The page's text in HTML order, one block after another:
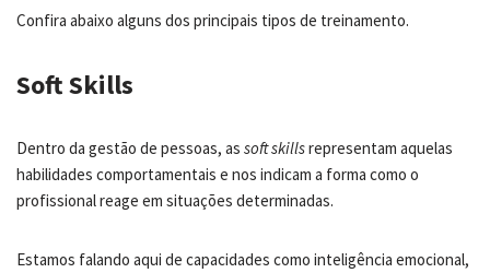
Confira abaixo alguns dos principais tipos de treinamento.
Soft Skills
Dentro da gestão de pessoas, as soft skillsrepresentam aquelas
habilidades comportamentais e nos indicam a forma como o
profissional reage em situações determinadas.
Estamos falando aqui de capacidades como inteligência emocional,